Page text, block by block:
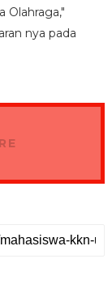
Olahraga,"
nya pada